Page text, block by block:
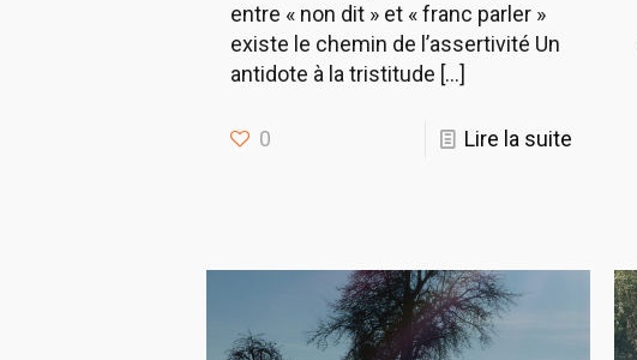
entre « non dit » et « franc parler »
existe le chemin de l’assertivité Un
antidote à la tristitude […]
0 Lire la suite